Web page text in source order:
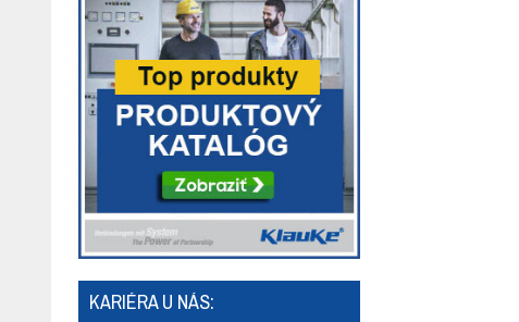
KARIÉRA U NÁS: